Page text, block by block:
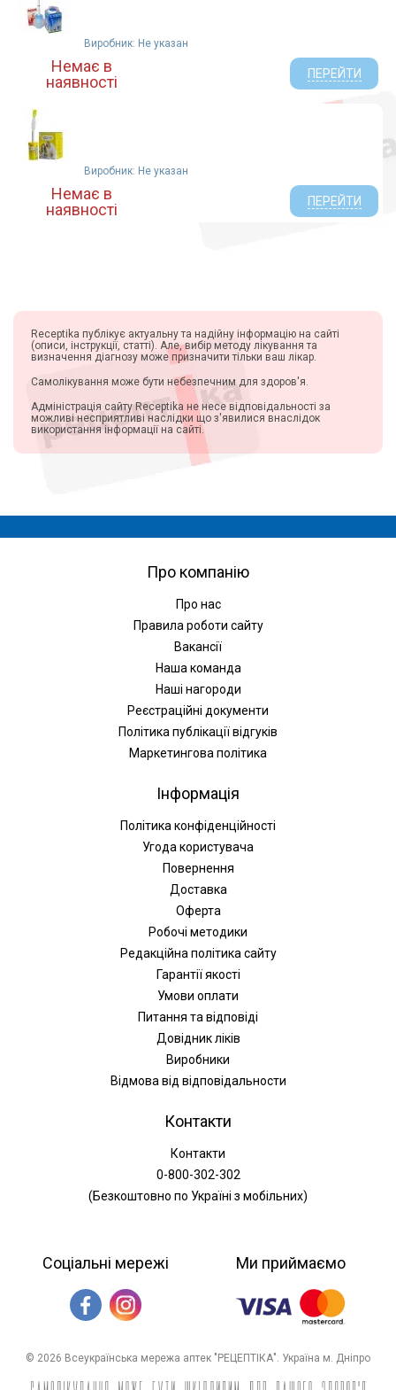
Виробник: Не указан
Немає в
наявності
ПЕРЕЙТИ
Виробник: Не указан
Немає в
наявності
ПЕРЕЙТИ
Receptika публікує актуальну та надійну інформацію на сайті
(описи, інструкції, статті). Але, вибір методу лікування та
визначення діагнозу може призначити тільки ваш лікар.
Самолікування може бути небезпечним для здоров'я.
Адміністрація сайту Receptika не несе відповідальності за
можливі несприятливі наслідки що з'явилися внаслідок
використання інформації на сайті.
Про компанію
Про нас
Правила роботи сайту
Вакансії
Наша команда
Наші нагороди
Реєстраційні документи
Політика публікації відгуків
Маркетингова політика
Інформація
Політика конфіденційності
Угода користувача
Повернення
Доставка
Оферта
Робочі методики
Редакційна політика сайту
Гарантії якості
Умови оплати
Питання та відповіді
Довідник ліків
Виробники
Відмова від відповідальности
Контакти
Контакти
0-800-302-302
(Безкоштовно по Україні з мобільних)
Соціальні мережі Ми приймаємо
© 2026 Всеукраїнська мережа аптек "РЕЦЕПТІКА". Україна м. Дніпро